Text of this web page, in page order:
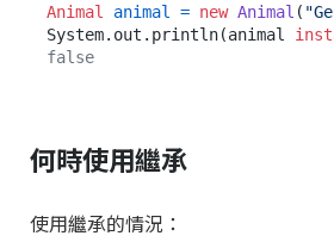
Animal animal = new Animal (
System.out.println(animal
false
何時使用繼承
使用繼承的情況：